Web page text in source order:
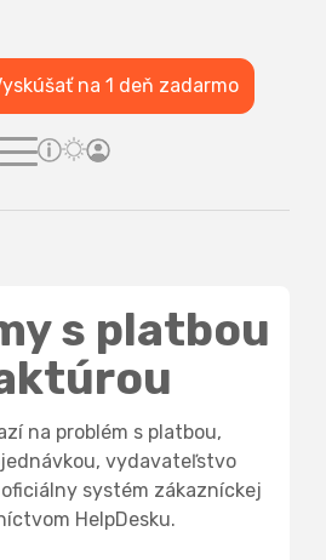
na 1 deň zadarmo
s platbou
na problém s platbou,
vydavateľstvo
systém zákazníckej
HelpDesku.